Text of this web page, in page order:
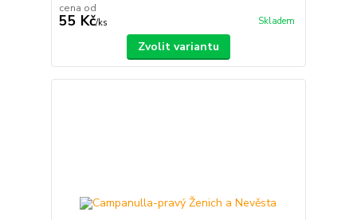
cena od
55 Kč/ks Skladem
Zvolit variantu